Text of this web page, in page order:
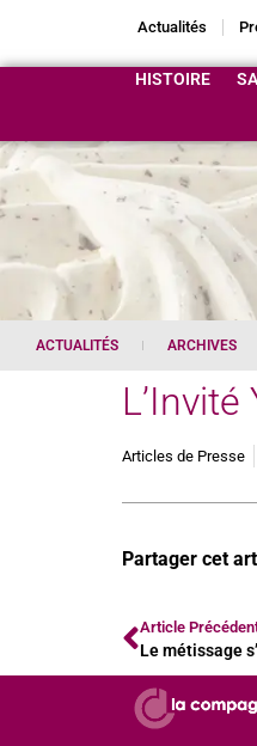
Actualités
HISTOIRE
ACTUALITÉS ARCHIVES
Articles de Presse
Partager cet
Article
Le métissage